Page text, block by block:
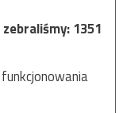
zebraliśmy:1351